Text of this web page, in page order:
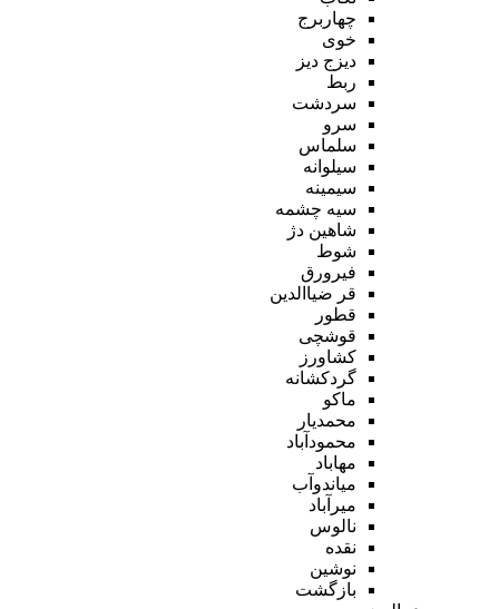
چهاربرج
خوی
دیزج دیز
ربط
سردشت
سرو
سلماس
سیلوانه
سیمینه
سیه چشمه
شاهین دژ
شوط
فیرورق
قر ضیاالدین
قطور
قوشچی
کشاورز
گردکشانه
ماکو
محمدیار
محمودآباد
مهاباد
میاندوآب
میرآباد
نالوس
نقده
نوشین
بازگشت